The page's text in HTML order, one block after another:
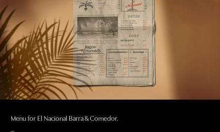
Menu for El Nacional Barra & Comedor.